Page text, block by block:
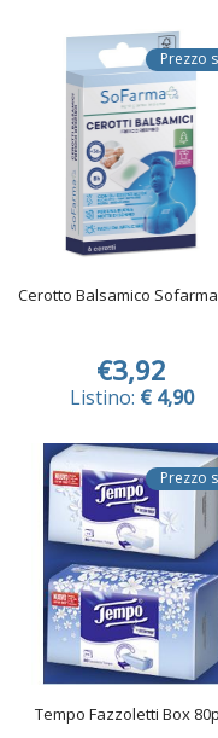
Prezzo
Cerotto Balsamico
€3,92
Listino: € 4,90
Prezzo
Tempo Fazzoletti Box